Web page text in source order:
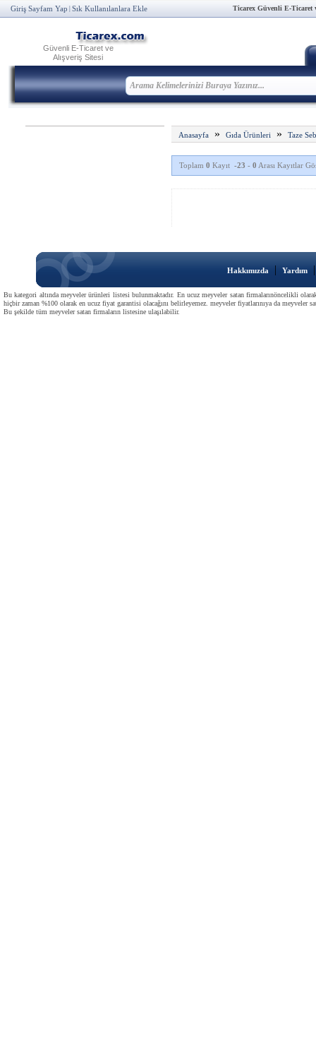
Giriş Sayfam Yap Sık Kullanılanlara Ekle Ticarex Güvenli E-Ticaret
Güvenli E-Ticaret ve
Alışveriş Sitesi
Anasayfa » Gıda Ürünleri » Taze
Toplam 0 Kayıt -23 - 0 Arası Kayıtlar
Hakkımızda | Yardım
Bu kategori altında meyveler ürünleri listesi bulunmaktadır. En ucuz meyveler satan firmalarınöncelikli
hiçbir zaman %100 olarak en ucuz fiyat garantisi olacağını belirleyemez. meyveler fiyatlarınıya da
Bu şekilde tüm meyveler satan firmaların listesine ulaşılabilir.